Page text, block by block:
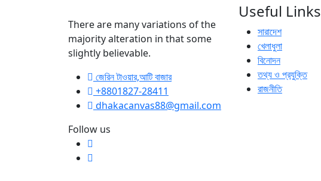
There are many variations of the
majority alteration in that some
slightly believable.
জেরিন টাওয়ার,আটি বাজার
+8801827-28411
dhakacanvas88@gmail.com
Follow us
Useful Links
সারাদেশ
খেলাধুলা
বিনোদন
তথ্য ও প্রযুক্তি
রাজনীতি